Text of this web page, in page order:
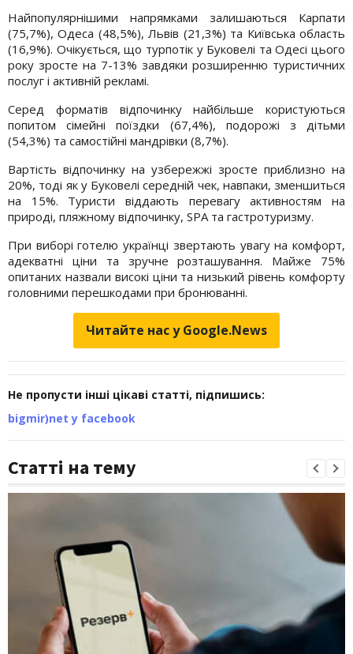
Найпопулярнішими напрямками залишаються Карпати
(75,7%), Одеса (48,5%), Львів (21,3%) та Київська область
(16,9%). Очікується, що турпотік у Буковелі та Одесі цього
року зросте на 7-13% завдяки розширенню туристичних
послуг і активній рекламі.
Серед форматів відпочинку найбільше користуються
попитом сімейні поїздки (67,4%), подорожі з дітьми
(54,3%) та самостійні мандрівки (8,7%).
Вартість відпочинку на узбережжі зросте приблизно на
20%, тоді як у Буковелі середній чек, навпаки, зменшиться
на 15%. Туристи віддають перевагу активностям на
природі, пляжному відпочинку, SPA та гастротуризму.
При виборі готелю українці звертають увагу на комфорт,
адекватні ціни та зручне розташування. Майже 75%
опитаних назвали високі ціни та низький рівень комфорту
головними перешкодами при бронюванні.
Читайте нас у Google.News
Не пропусти інші цікаві статті, підпишись:
bigmir)net у facebook
Статті на тему